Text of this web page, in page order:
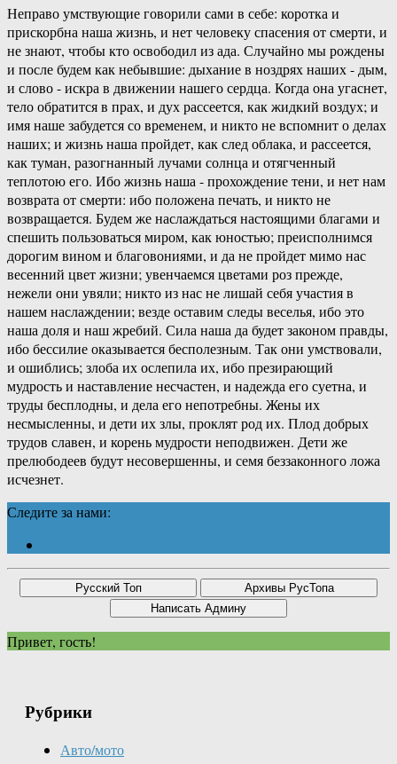
Неправо умствующие говорили сами в себе: коротка и
прискорбна наша жизнь, и нет человеку спасения от смерти, и
не знают, чтобы кто освободил из ада. Случайно мы рождены
и после будем как небывшие: дыхание в ноздрях наших - дым,
и слово - искра в движении нашего сердца. Когда она угаснет,
тело обратится в прах, и дух рассеется, как жидкий воздух; и
имя наше забудется со временем, и никто не вспомнит о делах
наших; и жизнь наша пройдет, как след облака, и рассеется,
как туман, разогнанный лучами солнца и отягченный
теплотою его. Ибо жизнь наша - прохождение тени, и нет нам
возврата от смерти: ибо положена печать, и никто не
возвращается. Будем же наслаждаться настоящими благами и
спешить пользоваться миром, как юностью; преисполнимся
дорогим вином и благовониями, и да не пройдет мимо нас
весенний цвет жизни; увенчаемся цветами роз прежде,
нежели они увяли; никто из нас не лишай себя участия в
нашем наслаждении; везде оставим следы веселья, ибо это
наша доля и наш жребий. Сила наша да будет законом правды,
ибо бессилие оказывается бесполезным. Так они умствовали,
и ошиблись; злоба их ослепила их, ибо презирающий
мудрость и наставление несчастен, и надежда его суетна, и
труды бесплодны, и дела его непотребны. Жены их
несмысленны, и дети их злы, проклят род их. Плод добрых
трудов славен, и корень мудрости неподвижен. Дети же
прелюбодеев будут несовершенны, и семя беззаконного ложа
исчезнет.
Следите за нами:
Привет, гость!
Рубрики
Авто/мото